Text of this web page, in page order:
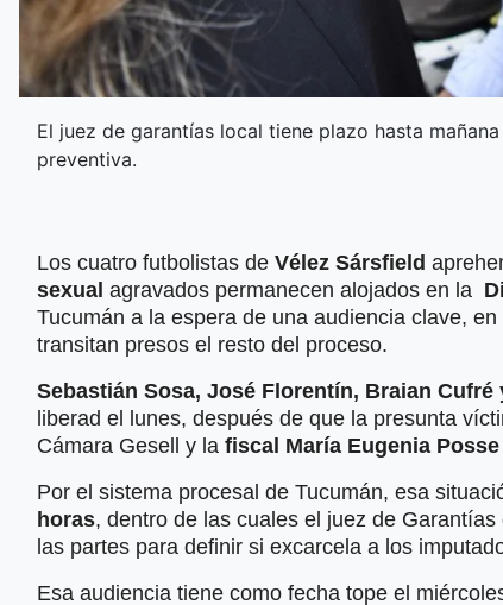
El juez de garantías local tiene plazo hasta
preventiva.
Los cuatro futbolistas de Vélez Sársfield
sexual agravados permanecen alojados en la
Tucumán a la espera de una audiencia clave,
transitan presos el resto del proceso.
Sebastián Sosa, José Florentín, Braian Cufré
liberad el lunes, después de que la presunta
Cámara Gesell y la fiscal María Eugenia Posse
Por el sistema procesal de Tucumán, esa
horas, dentro de las cuales el juez de
las partes para definir si excarcela a los
Esa audiencia tiene como fecha tope el